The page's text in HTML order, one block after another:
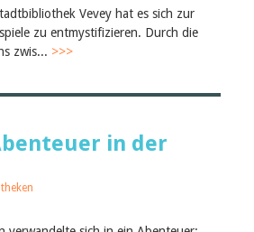
Vevey hat es sich zur
zu entmystifizieren. Durch die
zwis... >>>
in der